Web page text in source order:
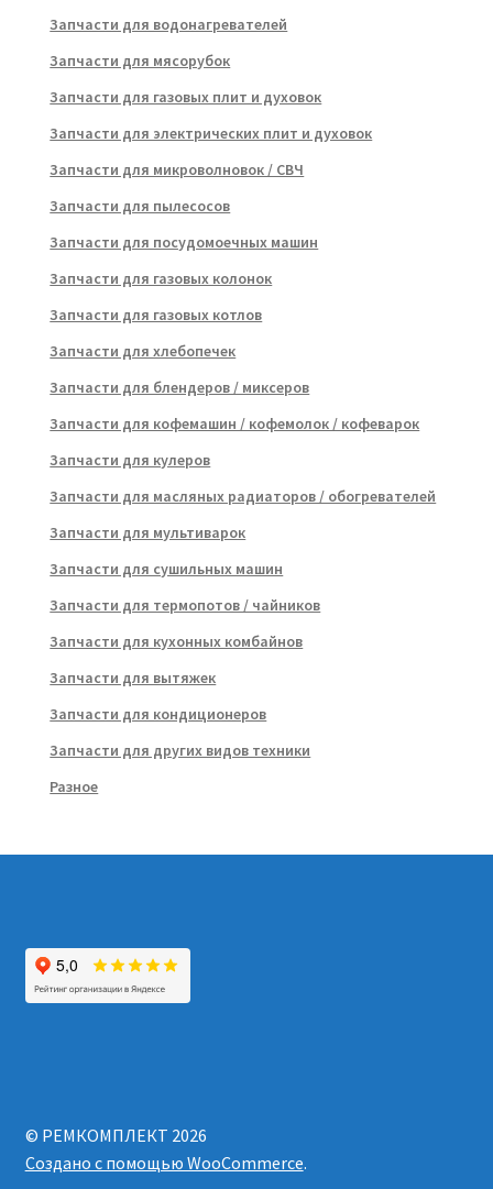
Запчасти для водонагревателей
Запчасти для мясорубок
Запчасти для газовых плит и духовок
Запчасти для электрических плит и духовок
Запчасти для микроволновок / СВЧ
Запчасти для пылесосов
Запчасти для посудомоечных машин
Запчасти для газовых колонок
Запчасти для газовых котлов
Запчасти для хлебопечек
Запчасти для блендеров / миксеров
Запчасти для кофемашин / кофемолок / кофеварок
Запчасти для кулеров
Запчасти для масляных радиаторов / обогревателей
Запчасти для мультиварок
Запчасти для сушильных машин
Запчасти для термопотов / чайников
Запчасти для кухонных комбайнов
Запчасти для вытяжек
Запчасти для кондиционеров
Запчасти для других видов техники
Разное
© РЕМКОМПЛЕКТ 2026
Создано с помощью WooCommerce.